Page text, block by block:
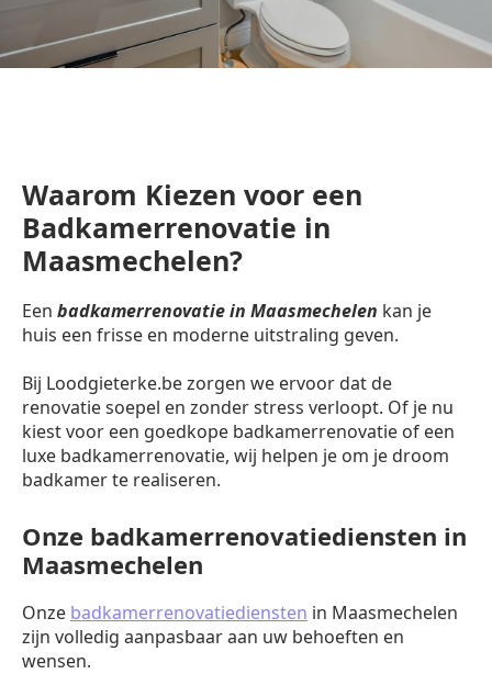
Waarom Kiezen voor een
Badkamerrenovatie in
Maasmechelen?
Een badkamerrenovatie in Maasmechelen kan je
huis een frisse en moderne uitstraling geven.
Bij Loodgieterke.be zorgen we ervoor dat de
renovatie soepel en zonder stress verloopt. Of je nu
kiest voor een goedkope badkamerrenovatie of een
luxe badkamerrenovatie, wij helpen je om je droom
badkamer te realiseren.
Onze badkamerrenovatiediensten in
Maasmechelen
Onze badkamerrenovatiediensten in Maasmechelen
zijn volledig aanpasbaar aan uw behoeften en
wensen.